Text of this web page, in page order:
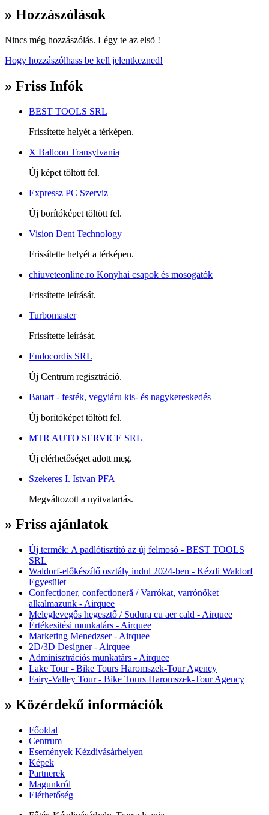
» Hozzászólások
Nincs még hozzászólás. Légy te az elsõ !
Hogy hozzászólhass be kell jelentkezned!
» Friss Infók
BEST TOOLS SRL
Frissítette helyét a térképen.
X Balloon Transylvania
Új képet töltött fel.
Expressz PC Szerviz
Új borítóképet töltött fel.
Vision Dent Technology
Frissítette helyét a térképen.
chiuveteonline.ro Konyhai csapok és mosogatók
Frissítette leírását.
Turbomaster
Frissítette leírását.
Endocordis SRL
Új Centrum regisztráció.
Bauart - festék, vegyiáru kis- és nagykereskedés
Új borítóképet töltött fel.
MTR AUTO SERVICE SRL
Új elérhetőséget adott meg.
Szekeres I. Istvan PFA
Megváltozott a nyitvatartás.
» Friss ajánlatok
Új termék: A padlótisztító az új felmosó - BEST TOOLS
SRL
Waldorf-előkészítő osztály indul 2024-ben - Kézdi Waldorf
Egyesület
Confecționer, confecționeră / Varrókat, varrónőket
alkalmazunk - Airquee
Meleglevegős hegesztő / Sudura cu aer cald - Airquee
Értékesitési munkatárs - Airquee
Marketing Menedzser - Airquee
2D/3D Designer - Airquee
Adminisztrációs munkatárs - Airquee
Lake Tour - Bike Tours Haromszek-Tour Agency
Fairy-Valley Tour - Bike Tours Haromszek-Tour Agency
» Közérdekű információk
Főoldal
Centrum
Események Kézdivásárhelyen
Képek
Partnerek
Magunkról
Elérhetőség